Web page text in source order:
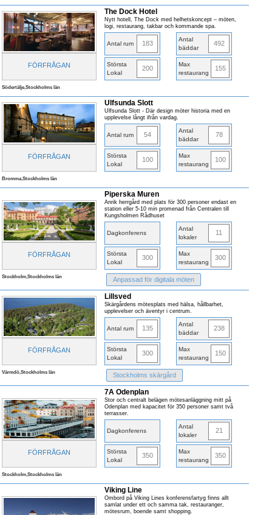
FÖRFRÅGAN
The Dock Hotel
Nytt hotell, The Dock med helhetskoncept – möten,
logi, restaurang, takbar och kommande spa.
Antal rum 183
Antal
bäddar
492
Största
Lokal
200
Max
restaurang
155
Södertälje,Stockholms län
FÖRFRÅGAN
Ulfsunda Slott
Ulfsunda Slott - Där design möter historia med en
upplevelse långt ifrån vardag.
Antal rum 54
Antal
bäddar
78
Största
Lokal
100
Max
restaurang
100
Bromma,Stockholms län
FÖRFRÅGAN
Piperska Muren
Anrik herrgård med plats för 300 personer endast en
station eller 5-10 min promenad från Centralen till
Kungsholmen Rådhuset
Dagkonferens
Antal
lokaler
11
Största
Lokal
300
Max
restaurang
300
Stockholm,Stockholms län Anpassad för digitala möten
FÖRFRÅGAN
Lillsved
Skärgårdens mötesplats med hälsa, hållbarhet,
upplevelser och äventyr i centrum.
Antal rum 135
Antal
bäddar
238
Största
Lokal
300
Max
restaurang
150
Värmdö,Stockholms län Stockholms skärgård
FÖRFRÅGAN
7A Odenplan
Stor och centralt belägen mötesanläggning mitt på
Odenplan med kapacitet för 350 personer samt två
terrasser.
Dagkonferens
Antal
lokaler
21
Största
Lokal
350
Max
restaurang
350
Stockholm,Stockholms län
Viking Line
Ombord på Viking Lines konferensfartyg finns allt
samlat under ett och samma tak, restauranger,
mötesrum, boende samt shopping.